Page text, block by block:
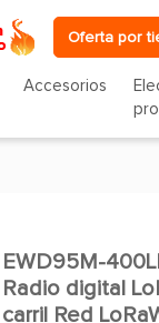
Oferta por
Accesorios
EWD95M-
Radio digital
carril Red